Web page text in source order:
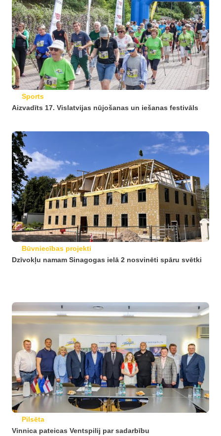
Sports
Aizvadīts 17. Vislatvijas nūjošanas un iešanas festivāls
Būvniecības projekti
Dzīvokļu namam Sinagogas ielā 2 nosvinēti spāru svētki
Pilsēta
Vinnica pateicas Ventspilij par sadarbību